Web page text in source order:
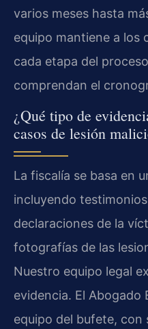
varios meses hasta
equipo mantiene a los
cada etapa del
comprendan el
¿Qué tipo de
casos de lesión
La fiscalía se basa en
incluyendo
declaraciones de la
fotografías de las
Nuestro equipo legal
evidencia. El Abogado
equipo del bufete,